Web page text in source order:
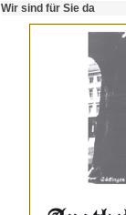
Wir sind für Sie da